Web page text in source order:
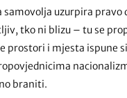
samovolja uzurpira
tko ni blizu – tu se
prostori i mjesta ispune
braniti.